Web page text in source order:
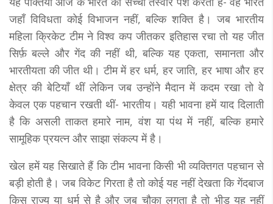
जहाँ विविधता कोई विभाजन नहीं, बल्कि शक्ति है। जब भारतीय
महिला क्रिकेट टीम ने विश्व कप जीतकर इतिहास रचा तो यह जीत
सिर्फ़ बल्ले और गेंद की नहीं थी, बल्कि यह एकता, समानता और
भारतीयता की जीत थी। टीम में हर धर्म, हर जाति, हर भाषा और हर
क्षेत्र की बेटियाँ थीं लेकिन जब उन्होंने मैदान में कदम रखा तो वे
केवल एक पहचान रखती थीं- भारतीय। यही भावना हमें याद दिलाती
है कि असली ताकत हमारे नाम, वंश या पंथ में नहीं, बल्कि हमारे
सामूहिक प्रयत्न और साझा संकल्प में है।
खेल हमें यह सिखाते हैं कि टीम भावना किसी भी व्यक्तिगत पहचान से
बड़ी होती है। जब विकेट गिरता है तो कोई यह नहीं देखता कि गेंदबाज
किस राज्य या धर्म से है और जब चौका लगता है तो भीड़ यह नहीं